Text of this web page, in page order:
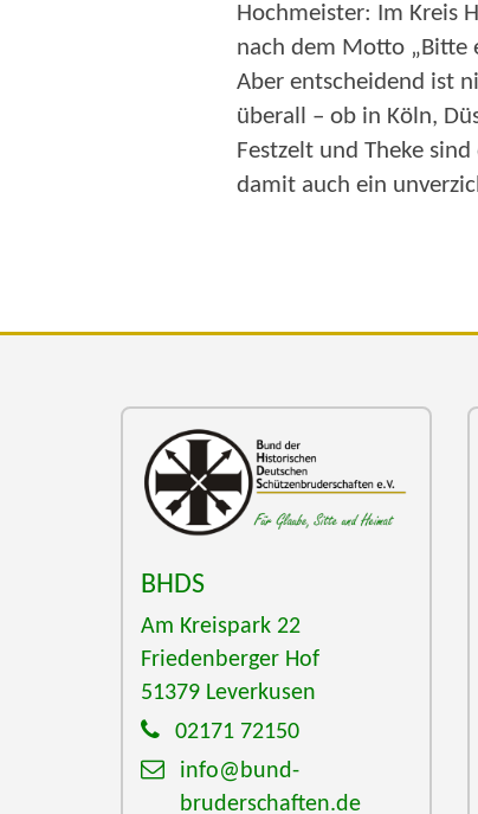
Hochmeister: Im Kreis
nach dem Motto „Bitte
Aber entscheidend ist
überall – ob in Köln,
Festzelt und Theke
damit auch ein
BHDS
Am Kreispark 22
Friedenberger Hof
51379 Leverkusen
02171 72150
info@bund-
bruderschaften.de